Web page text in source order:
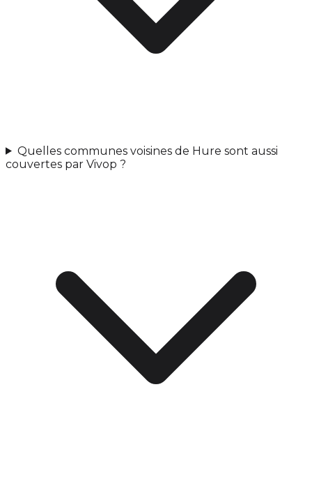
Quelles communes voisines de Hure sont aussi
couvertes par Vivop ?